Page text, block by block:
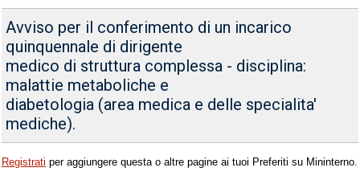
Avviso per il conferimento di un incarico
quinquennale di dirigente
medico di struttura complessa - disciplina:
malattie metaboliche e
diabetologia (area medica e delle specialita'
mediche).
Registrati per aggiungere questa o altre pagine ai tuoi Preferiti su Mininterno.